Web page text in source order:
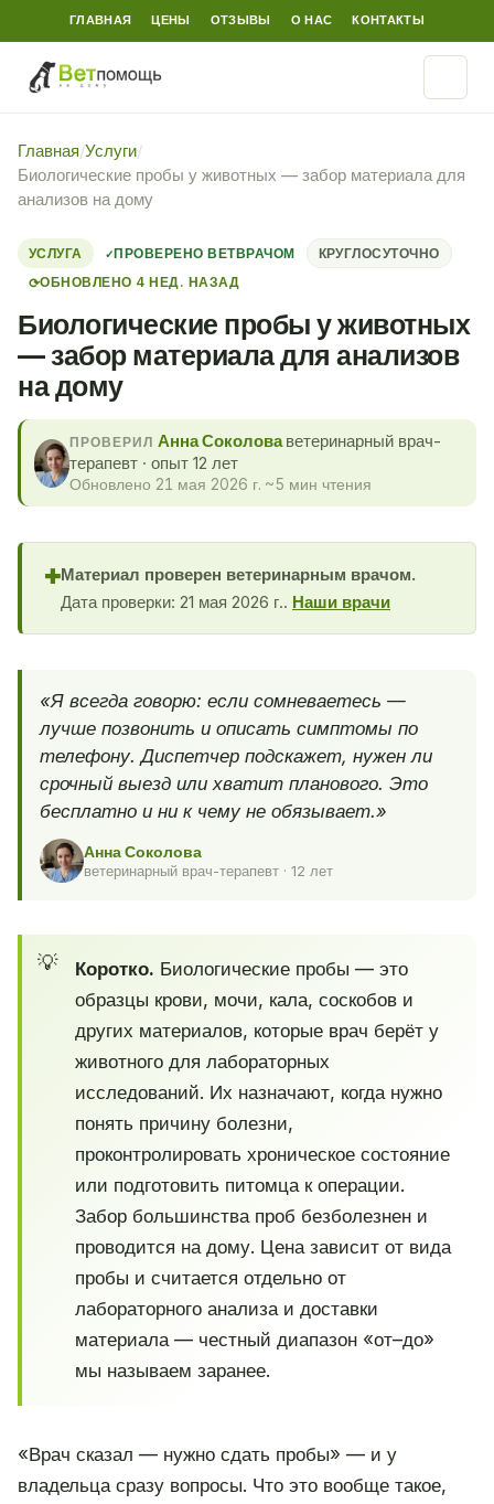
ГЛАВНАЯ ЦЕНЫ ОТЗЫВЫ О НАС КОНТАКТЫ
Главная/Услуги/
Биологические пробы у животных — забор материала для
анализов на дому
УСЛУГА ПРОВЕРЕНО ВЕТВРАЧОМ
КРУГЛОСУТОЧНО
⟳ОБНОВЛЕНО 4 НЕД. НАЗАД
Биологические пробы у животных
— забор материала для анализов
на дому
ПРОВЕРИЛ Анна Соколоваветеринарный врач-
терапевт · опыт 12 лет
Обновлено 21 мая 2026 г. ~5 мин чтения
✚Материал проверен ветеринарным врачом.
Дата проверки: 21 мая 2026 г.. Наши врачи
«Я всегда говорю: если сомневаетесь —
лучше позвонить и описать симптомы по
телефону. Диспетчер подскажет, нужен ли
срочный выезд или хватит планового. Это
бесплатно и ни к чему не обязывает.»
Анна Соколова
ветеринарный врач-терапевт · 12 лет
Коротко. Биологические пробы — это
образцы крови, мочи, кала, соскобов и
других материалов, которые врач берёт у
животного для лабораторных
исследований. Их назначают, когда нужно
понять причину болезни,
проконтролировать хроническое состояние
или подготовить питомца к операции.
Забор большинства проб безболезнен и
проводится на дому. Цена зависит от вида
пробы и считается отдельно от
лабораторного анализа и доставки
материала — честный диапазон «от–до»
мы называем заранее.
«Врач сказал — нужно сдать пробы» — и у
владельца сразу вопросы. Что это вообще такое,